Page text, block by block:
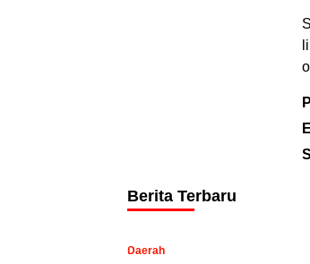
Berita Terbaru
Daerah